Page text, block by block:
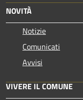
NOVITÀ
Notizie
Comunicati
Avvisi
VIVERE IL COMUNE